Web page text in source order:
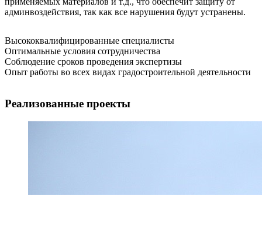
админвоздействия, так как все нарушения будут устранены.
Высококвалифицированные специалисты
Оптимальные условия сотрудничества
Соблюдение сроков проведения экспертизы
Опыт работы во всех видах градостроительной деятельности
Реализованные проекты